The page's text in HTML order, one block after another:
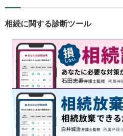
思っています。
相続に関する診断ツール